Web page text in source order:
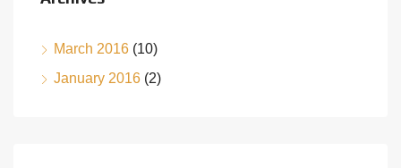
March 2016 (10)
January 2016 (2)